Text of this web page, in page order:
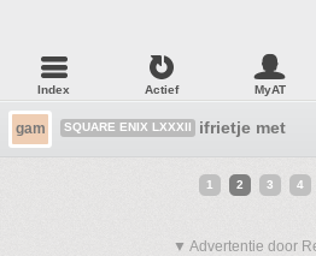
Index Actief MyAT
gam SQUARE ENIX LXXXII ifrietje met
1 2 3 4
▼ Advertentie door